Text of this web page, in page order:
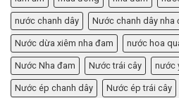
nước chanh dây Nước chanh dây nha
Nước dừa xiêm nha đam nước hoa
Nước Nha đam Nước trái cây nước
Nước ép chanh dây Nước ép trái cây